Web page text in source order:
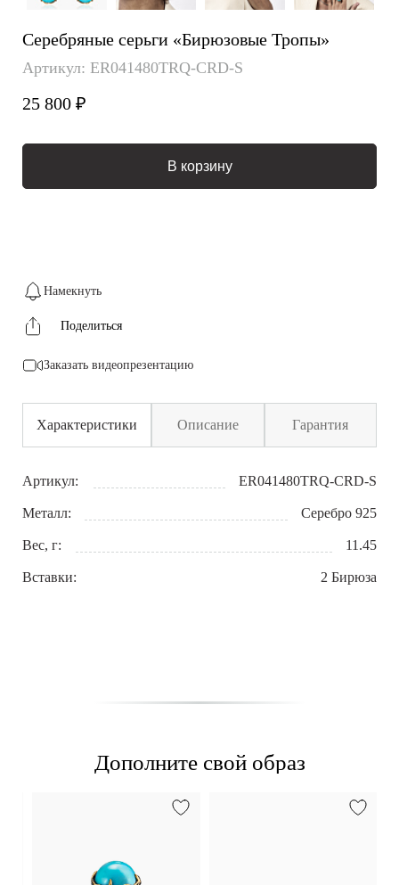
Серебряные серьги «Бирюзовые Тропы»
Артикул: ER041480TRQ-CRD-S
25 800 ₽
В корзину
Намекнуть
Поделиться
Заказать видеопрезентацию
Характеристики Описание Гарантия
Артикул: ER041480TRQ-CRD-S
Металл: Серебро 925
Вес, г: 11.45
Вставки: 2 Бирюза
Дополните свой образ